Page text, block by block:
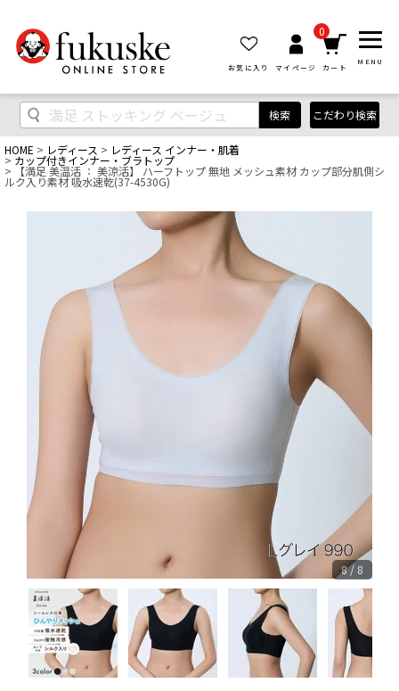
お気に入り マイページ
0
カート
MENU
検索 こだわり検索
HOME レディース レディース インナー・肌着
カップ付きインナー・ブラトップ
【満足 美温活 ： 美涼活】 ハーフトップ 無地 メッシュ素材 カップ部分肌側シ
ルク入り素材 吸水速乾(37-4530G)
8 / 8